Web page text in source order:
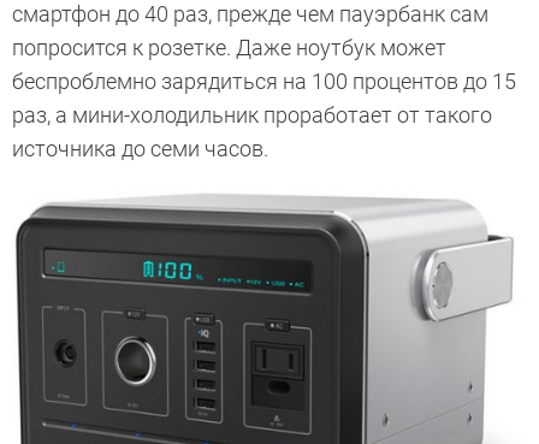
смартфон до 40 раз, прежде чем пауэрбанк сам
попросится к розетке. Даже ноутбук может
беспроблемно зарядиться на 100 процентов до 15
раз, а мини-холодильник проработает от такого
источника до семи часов.